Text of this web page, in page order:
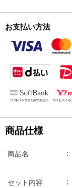
お支払い方法
商品仕様
商品名
セット内容